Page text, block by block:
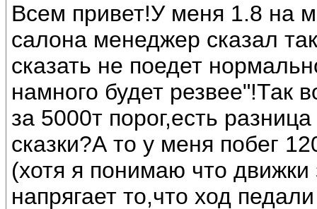
Всем привет!У меня 1.8 на
салона менеджер сказал
сказать не поедет
намного будет резвее"!Так
за 5000т порог,есть
сказки?А то у меня побег
(хотя я понимаю что
напрягает то,что ход